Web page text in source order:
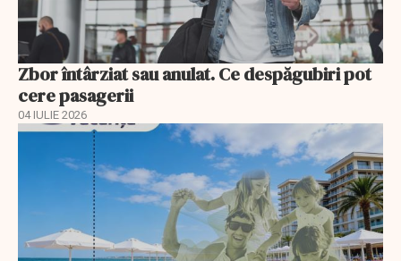
Zbor întârziat sau anulat. Ce despăgubiri pot
cere pasagerii
04 IULIE 2026